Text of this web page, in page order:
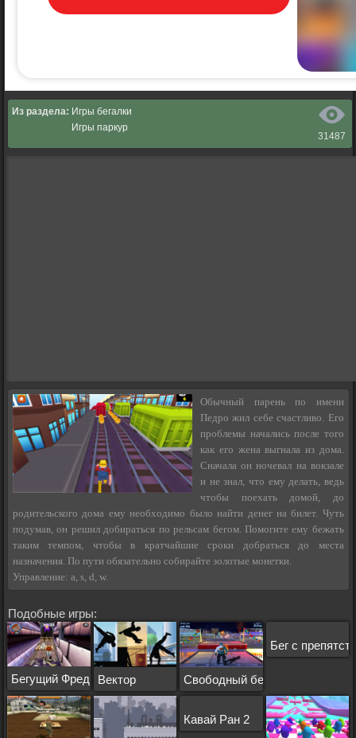
31487
Из раздела: Игры бегалки
Игры паркур
Обычный парень по имени
Педро жил себе счастливо. Его
проблемы начались после того
как его жена выгнала из дома.
Сначала он ночевал на вокзале
и не знал, что ему делать, ведь
чтобы поехать домой, до
родительского дома ему необходимо было найти денег на билет. Чуть
подумав, он решил добираться по рельсам бегом. Помогите ему бежать
таким темпом, чтобы в кратчайшие сроки добраться до места
назначения. По пути обязательно собирайте золотые монетки.
Управление: a, s, d, w.
Подобные игры:
Бегущий Фред Вектор Свободный бег 2
Бег с
Кавай Ран 2